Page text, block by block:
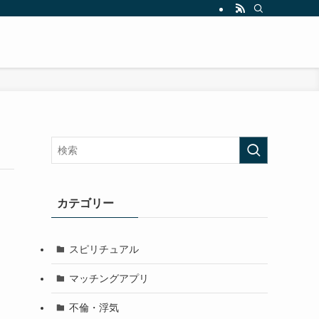
カテゴリー
スピリチュアル
マッチングアプリ
不倫・浮気